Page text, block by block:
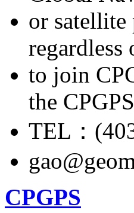
or
regardless
to join
the
TEL：
CPGPS